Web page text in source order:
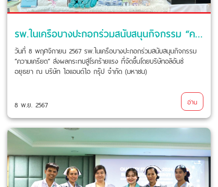
รพ.ในเครือบางปะกอกร่วมสนับสนุนกิจกรรม “ความเครียด“ ส่งผลกระทบสู่โรคร้ายแรง
วันที่ 8 พฤศจิกายน 2567 รพ.ในเครือบางปะกอกร่วมสนับสนุนกิจกรรม
“ความเครียด“ ส่งผลกระทบสู่โรคร้ายแรง ที่จัดขึ้นโดยบริษัทอลิอันซ์
อยุธยา ณ บริษัท ไอแอนด์ไอ กรุ๊ป จำกัด (มหาชน)
8 พ.ย. 2567 อ่าน